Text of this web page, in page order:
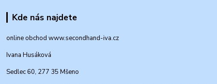
Kde nás najdete
online obchod www.secondhand-iva.cz
Ivana Husáková
Sedlec 60, 277 35 Mšeno